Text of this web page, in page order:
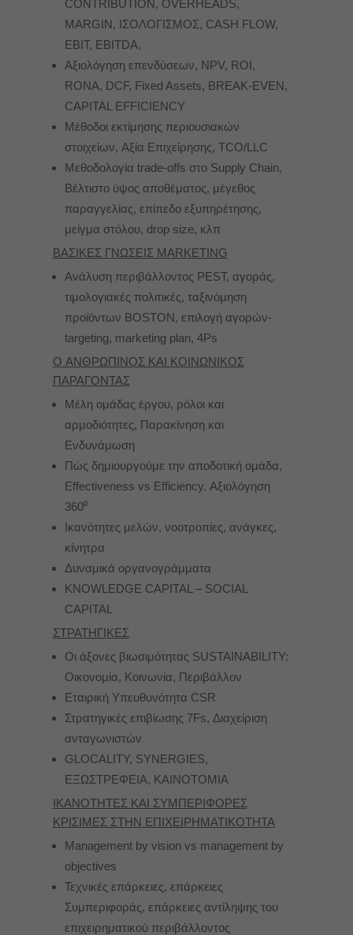
CONTRIBUTION, OVERHEADS,
ΜARGIN, ΙΣΟΛΟΓΙΣΜΟΣ, CASH FLOW,
EBIT, EBITDA,
Αξιολόγηση επενδύσεων, NPV, ROI,
RONA, DCF, Fixed Assets, BREAK-EVEN,
CAPITAL EFFICIENCY
Μέθοδοι εκτίμησης περιουσιακών
στοιχείων, Aξία Επιχείρησης, TCO/LLC
Μεθοδολογία trade-offs στο Supply Chain,
Βέλτιστο ύψος αποθέματος, μέγεθος
παραγγελίας, επίπεδο εξυπηρέτησης,
μείγμα στόλου, drop size, κλπ
ΒΑΣΙΚΕΣ ΓΝΩΣΕΙΣ MARKETING
Ανάλυση περιβάλλοντος PEST, αγοράς,
τιμολογιακές πολιτικές, ταξινόμηση
προϊόντων BOSTON, επιλογή αγορών-
targeting, marketing plan, 4Ps
O ΑΝΘΡΩΠΙΝΟΣ ΚΑΙ ΚΟΙΝΩΝΙΚΟΣ
ΠΑΡΑΓΟΝΤΑΣ
Μέλη ομάδας έργου, ρόλοι και
αρμοδιότητες, Παρακίνηση και
Ενδυνάμωση
Πώς δημιουργούμε την αποδοτική ομάδα,
Effectiveness vs Efficiency. Αξιολόγηση
360⁰
Ικανότητες μελών, νοοτροπίες, ανάγκες,
κίνητρα
Δυναμικά οργανογράμματα
KNOWLEDGE CAPITAL – SOCIAL
CAPITAL
ΣΤΡΑΤΗΓΙΚΕΣ
Οι άξονες βιωσιμότητας SUSTAINABILITY:
Οικονομία, Κοινωνία, Περιβάλλον
Εταιρική Υπευθυνότητα CSR
Στρατηγικές επιβίωσης 7Fs, Διαχείριση
ανταγωνιστών
GLOCALITY, SYNERGIES,
EΞΩΣΤΡΕΦΕΙΑ, KAINOTOMIA
ΙΚΑΝΟΤΗΤΕΣ ΚΑΙ ΣΥΜΠΕΡΙΦΟΡΕΣ
ΚΡΙΣΙΜΕΣ ΣΤΗΝ ΕΠΙΧΕΙΡΗΜΑΤΙΚΟΤΗΤΑ
Management by vision vs management by
objectives
Τεχνικές επάρκειες, επάρκειες
Συμπεριφοράς, επάρκειες αντίληψης του
επιχειρηματικού περιβάλλοντος